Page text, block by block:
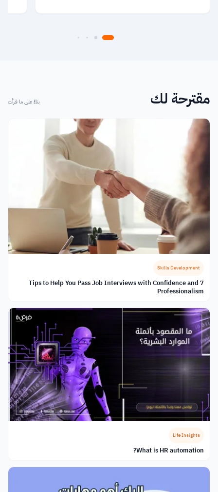
مقترحة لك بناءً على ما قرأت
Skills Development
7 Tips to Help You Pass Job Interviews with Confidence and
Professionalism
Life Insights
What is HR automation?